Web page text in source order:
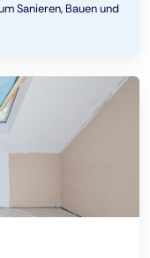
Sanieren, Bauen und